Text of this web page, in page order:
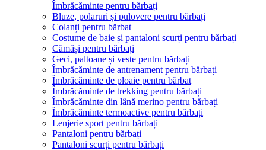
Îmbrăcăminte pentru bărbați
Bluze, polaruri și pulovere pentru bărbați
Colanți pentru bărbat
Costume de baie și pantaloni scurți pentru bărbați
Cămăși pentru bărbați
Geci, paltoane și veste pentru bărbați
Îmbrăcăminte de antrenament pentru bărbați
Îmbrăcăminte de ploaie pentru bărbat
Îmbrăcăminte de trekking pentru bărbați
Îmbrăcăminte din lână merino pentru bărbați
Îmbrăcăminte termoactive pentru bărbați
Lenjerie sport pentru bărbați
Pantaloni pentru bărbați
Pantaloni scurți pentru bărbați